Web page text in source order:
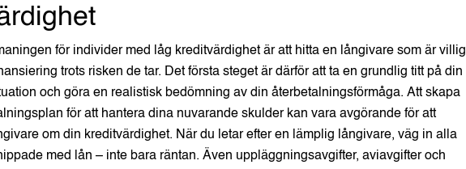
för individer med låg kreditvärdighet är att hitta en långivare som är villig
trots risken de tar. Det första steget är därför att ta en grundlig titt på din
och göra en realistisk bedömning av din återbetalningsförmåga. Att skapa
för att hantera dina nuvarande skulder kan vara avgörande för att
om din kreditvärdighet. När du letar efter en lämplig långivare, väg in alla
med lån – inte bara räntan. Även uppläggningsavgifter, aviavgifter och